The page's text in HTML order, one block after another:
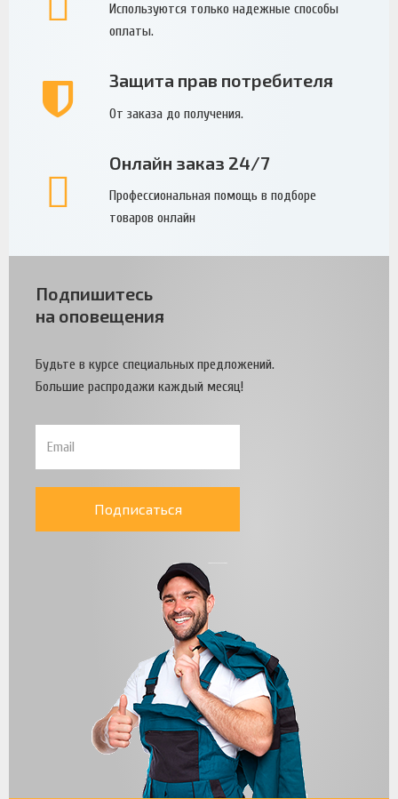
Используются только надежные способы
оплаты.
Защита прав потребителя
От заказа до получения.
Онлайн заказ 24/7
Профессиональная помощь в подборе
товаров онлайн
Подпишитесь
на оповещения
Будьте в курсе специальных предложений.
Большие распродажи каждый месяц!
Подписаться